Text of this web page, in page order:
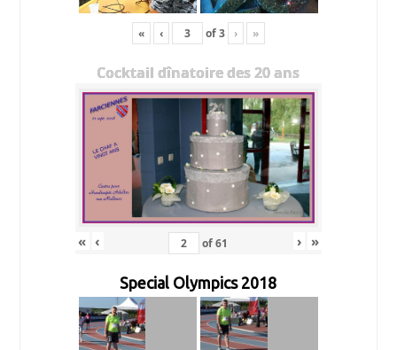
« ‹ of3 › »
Cocktail dînatoire des 20 ans
« ‹ of61 › »
Special Olympics 2018